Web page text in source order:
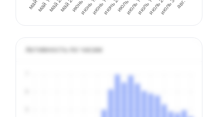
Активность по часам